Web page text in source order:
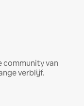
community van
verblijf.